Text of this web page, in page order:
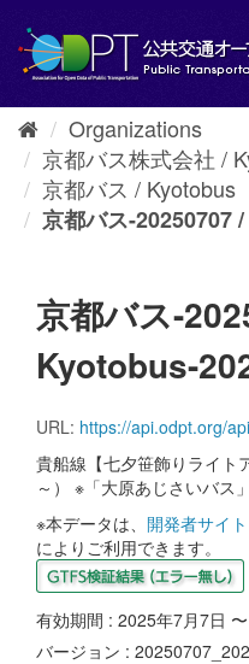
content
Organizations
京都バス株式会社 /
京都バス / Kyotobus
京都バス-20250707
京都バス-
Kyotobus-
URL: https://api.odpt.org/api/v4/files/odpt/KyotoBus/
貴船線【七夕笹飾りライト
～） ※「大原あじさいバス
※本データは、 開発者サイト
によりご利用できます。
有効期間 : 2025年7月7日
バージョン :